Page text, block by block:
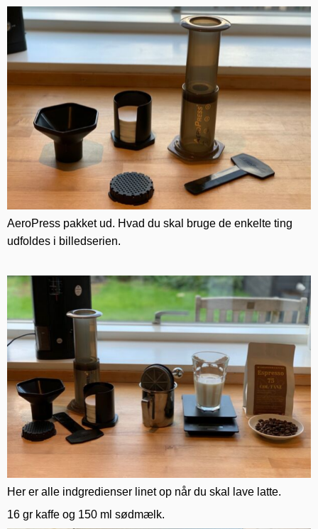
AeroPress pakket ud. Hvad du skal bruge de enkelte ting
udfoldes i billedserien.
Her er alle indgredienser linet op når du skal lave latte.
16 gr kaffe og 150 ml sødmælk.